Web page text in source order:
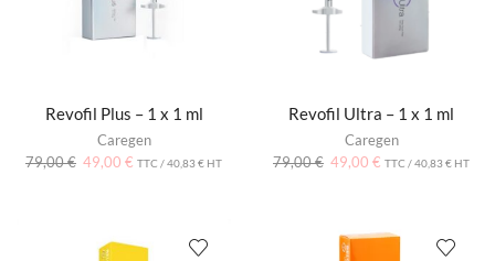
Revofil Plus – 1 x 1 ml
Caregen
79,00€ 49,00 € TTC /40,83€ HT
Revofil Ultra – 1 x 1 ml
Caregen
79,00€ 49,00 € TTC /40,83€ HT